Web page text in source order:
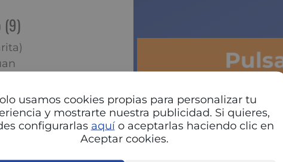
usamos cookies propias para personalizar tu
y mostrarte nuestra publicidad. Si quieres,
configurarlas aquío aceptarlas haciendo clic en
Aceptar cookies.
(9)